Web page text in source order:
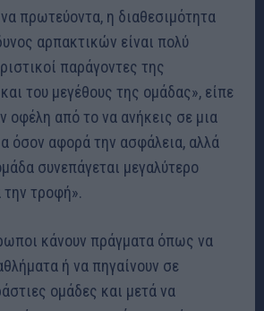
πρωτεύοντα, η διαθεσιμότητα
αρπακτικών είναι πολύ
παράγοντες της
του μεγέθους της ομάδας», είπε
οφέλη από το να ανήκεις σε μια
όσον αφορά την ασφάλεια, αλλά
συνεπάγεται μεγαλύτερο
τροφή».
κάνουν πράγματα όπως να
ή να πηγαίνουν σε
ομάδες και μετά να